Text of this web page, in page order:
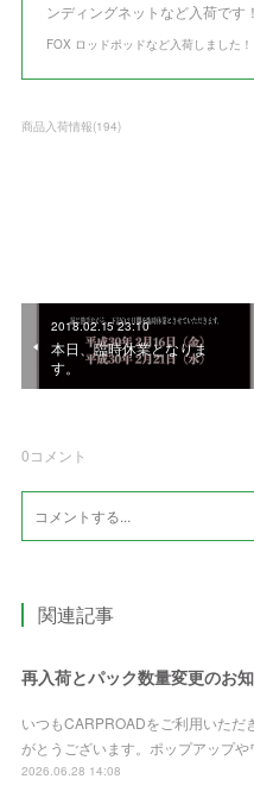
ンディングネットなど入荷です！
FOX ロッドポッドなど入荷しました！
商品入荷情報(194)
2018.02.15 23:10
本日、臨時休業となりま
す。
0コメント
関連記事
再入荷とパック数量変更のお
いつもCARPROADをご利用いただ
がとうございます。ポップアップや
2026.06.28 14:08